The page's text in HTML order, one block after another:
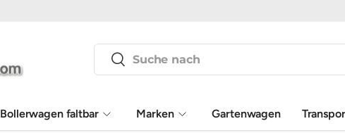
Suchen
Suchen
Bollerwagen faltbar Marken Gartenwagen